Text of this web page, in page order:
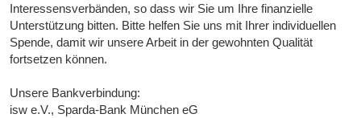
Interessensverbänden, so dass wir Sie um Ihre finanzielle
Unterstützung bitten. Bitte helfen Sie uns mit Ihrer individuellen
Spende, damit wir unsere Arbeit in der gewohnten Qualität
fortsetzen können.
Unsere Bankverbindung:
isw e.V., Sparda-Bank München eG